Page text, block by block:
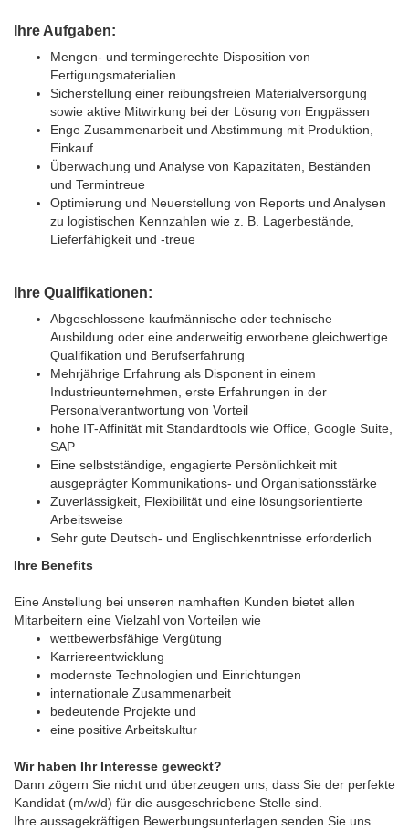
Ihre Aufgaben:
Mengen- und termingerechte Disposition von
Fertigungsmaterialien
Sicherstellung einer reibungsfreien Materialversorgung
sowie aktive Mitwirkung bei der Lösung von Engpässen
Enge Zusammenarbeit und Abstimmung mit Produktion,
Einkauf
Überwachung und Analyse von Kapazitäten, Beständen
und Termintreue
Optimierung und Neuerstellung von Reports und Analysen
zu logistischen Kennzahlen wie z. B. Lagerbestände,
Lieferfähigkeit und -treue
Ihre Qualifikationen:
Abgeschlossene kaufmännische oder technische
Ausbildung oder eine anderweitig erworbene gleichwertige
Qualifikation und Berufserfahrung
Mehrjährige Erfahrung als Disponent in einem
Industrieunternehmen, erste Erfahrungen in der
Personalverantwortung von Vorteil
hohe IT-Affinität mit Standardtools wie Office, Google Suite,
SAP
Eine selbstständige, engagierte Persönlichkeit mit
ausgeprägter Kommunikations- und Organisationsstärke
Zuverlässigkeit, Flexibilität und eine lösungsorientierte
Arbeitsweise
Sehr gute Deutsch- und Englischkenntnisse erforderlich
Ihre Benefits
Eine Anstellung bei unseren namhaften Kunden bietet allen
Mitarbeitern eine Vielzahl von Vorteilen wie
wettbewerbsfähige Vergütung
Karriereentwicklung
modernste Technologien und Einrichtungen
internationale Zusammenarbeit
bedeutende Projekte und
eine positive Arbeitskultur
Wir haben Ihr Interesse geweckt?
Dann zögern Sie nicht und überzeugen uns, dass Sie der perfekte
Kandidat (m/w/d) für die ausgeschriebene Stelle sind.
Ihre aussagekräftigen Bewerbungsunterlagen senden Sie uns